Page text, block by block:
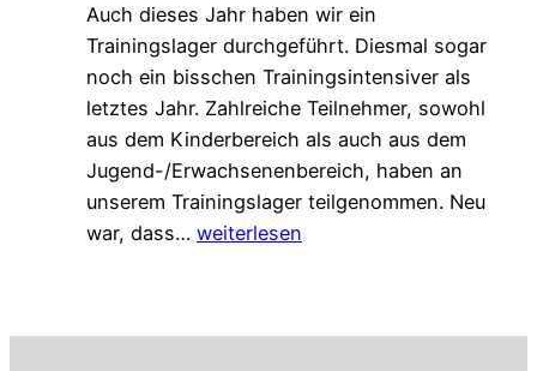
in
Wöllstein
Auch dieses Jahr haben wir ein
Trainingslager durchgeführt. Diesmal sogar
noch ein bisschen Trainingsintensiver als
letztes Jahr. Zahlreiche Teilnehmer, sowohl
aus dem Kinderbereich als auch aus dem
Jugend-/Erwachsenenbereich, haben an
unserem Trainingslager teilgenommen. Neu
war, dass… 2.
weiterlesen